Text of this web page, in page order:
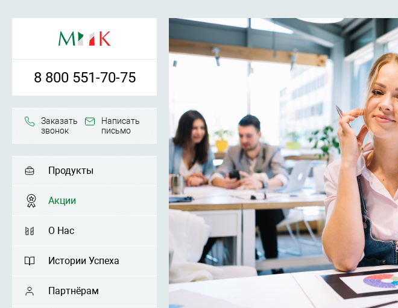
8 800 551-70-75
Заказать
звонок
Написать
письмо
Продукты
Акции
О Нас
Истории Успеха
Партнёрам